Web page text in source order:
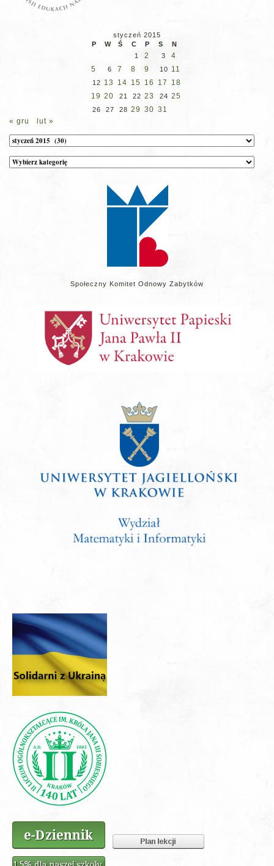
styczeń 2015
P
W Ś C P S
N
1
2 3
4
5
6 7 8 9 10 11
12 13 14 15 16 17
18
19 20 21 22 23 24 25
26 27 28 29 30 31
« gru
lut »
Archiwum
Kategorie
wpisów
Społeczny Komitet Odnowy Zabytków